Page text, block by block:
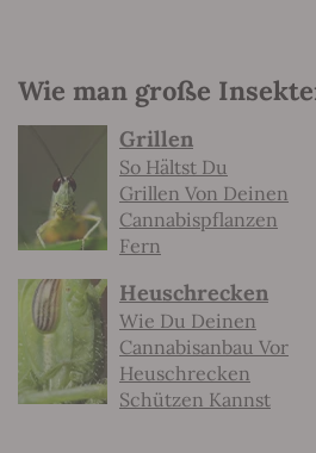
Wie man große
Grillen
So Hältst Du
Grillen Von Deinen
Cannabispflanzen
Fern
Heuschrecken
Wie Du Deinen
Cannabisanbau Vor
Heuschrecken
Schützen Kannst